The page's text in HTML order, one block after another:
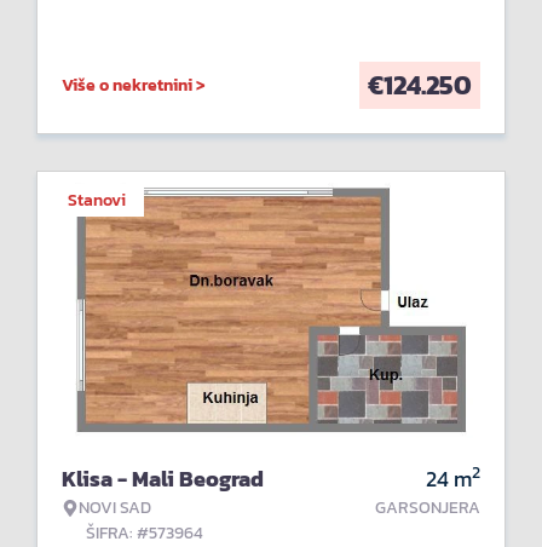
Više o nekretnini > €124.250
Stanovi
Klisa - Mali Beograd
NOVI SAD
ŠIFRA: #573964
24m2
GARSONJERA